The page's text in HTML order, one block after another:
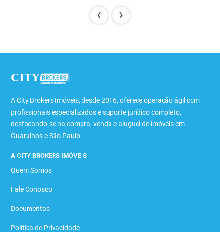
‹ ›
A City Brokers Imóveis, desde 2016, oferece operação ágil com
profissionais especializados e suporte jurídico completo,
destacando-se na compra, venda e aluguel de imóveis em
Guarulhos e São Paulo.
A CITY BROKERS IMÓVEIS
Quem Somos
Fale Conosco
Documentos
Política de Privacidade